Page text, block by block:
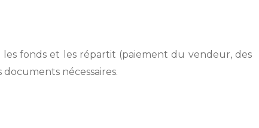
les fonds et les répartit (paiement du vendeur, des
documents nécessaires.